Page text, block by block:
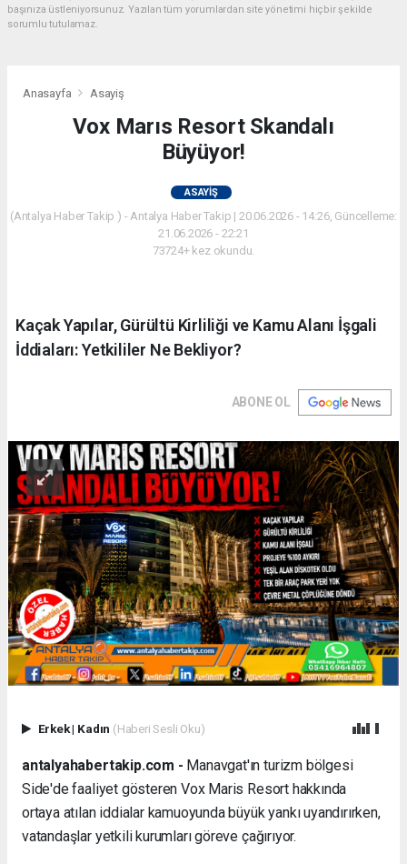
başınıza üstleniyorsunuz. Yazılan tüm yorumlardan site yönetimi hiçbir şekilde
sorumlu tutulamaz.
Anasayfa Asayiş
Vox Marıs Resort Skandalı
Büyüyor!
ASAYIŞ
(Antalya Haber Takip ) - Antalya Haber Takip | 20.06.2026 - 14:26, Güncelleme:
21.06.2026 - 22:21
73724+ kez okundu.
Kaçak Yapılar, Gürültü Kirliliği ve Kamu Alanı İşgali
İddiaları: Yetkililer Ne Bekliyor?
ABONE OL
Erkek| Kadın (Haberi Sesli Oku)
antalyahabertakip.com - Manavgat'ın turizm bölgesi
Side'de faaliyet gösteren Vox Maris Resort hakkında
ortaya atılan iddialar kamuoyunda büyük yankı uyandırırken,
vatandaşlar yetkili kurumları göreve çağırıyor.